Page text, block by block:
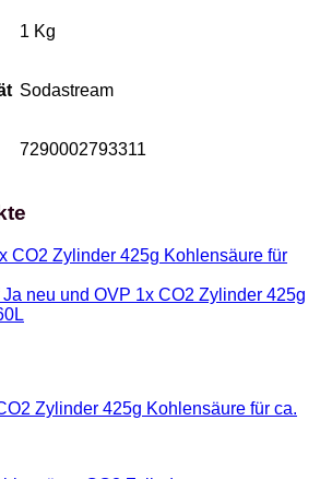
1 Kg
Sodastream
7290002793311
Zylinder 425g Kohlensäure für ca.